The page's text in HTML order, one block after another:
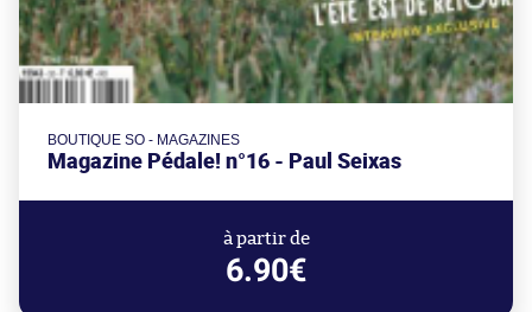
BOUTIQUE SO - MAGAZINES
Magazine Pédale! n°16 - Paul Seixas
à partir de
6.90€